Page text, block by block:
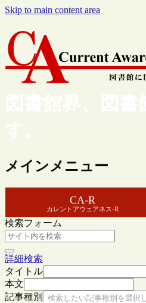
Skip to main content area
図書館界、図
す。
メインメニュー
CA-R
カレントアウェアネス-R
検索フォーム
詳細検索
タイトル
本文
記事種別
検索したい記事種別を選択